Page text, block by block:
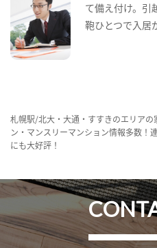
て備え付け。引
鞄ひとつで入居
札幌駅/北大・大通・すすきのエリア
ン・マンスリーマンション情報多数！
にも大好評！